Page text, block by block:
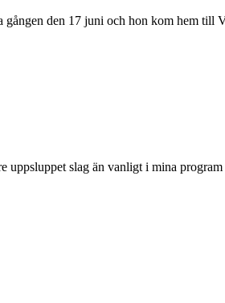
gången den 17 juni och hon kom hem
slag än vanligt i mina